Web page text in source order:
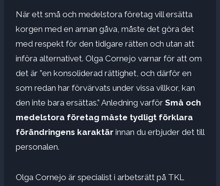
När ett små och medelstora företag vill ersätta
korgen med en annan gåva, måste det göra det
med respekt för den tidigare rätten och utan att
införa alternativet. Olga Cornejo varnar för att om
det är ”en konsoliderad rättighet, och därför en
som redan har förvärvats under vissa villkor, kan
den inte bara ersättas.” Anledning varför Små och
medelstora företag måste tydligt förklara
förändringens karaktär innan du erbjuder det till
personalen.
Olga Cornejo är specialist i arbetsrätt på TKL